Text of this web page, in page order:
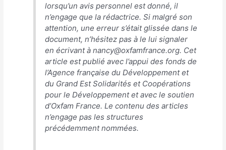
lorsqu’un avis personnel est donné, il
n’engage que la rédactrice. Si malgré son
attention, une erreur s’était glissée dans le
document, n’hésitez pas à le lui signaler
en écrivant à nancy@oxfamfrance.org. Cet
article est publié avec l’appui des fonds de
l’Agence française du Développement et
du Grand Est Solidarités et Coopérations
pour le Développement et avec le soutien
d’Oxfam France. Le contenu des articles
n’engage pas les structures
précédemment nommées.